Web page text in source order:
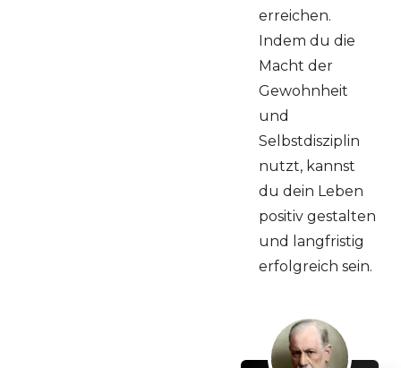
erreichen.
Indem du die
Macht der
Gewohnheit
und
Selbstdisziplin
nutzt, kannst
du dein Leben
positiv gestalten
und langfristig
erfolgreich sein.